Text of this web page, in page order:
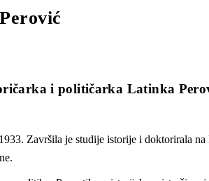
i političarka Latinka
Završila je studije istorije i doktorirala